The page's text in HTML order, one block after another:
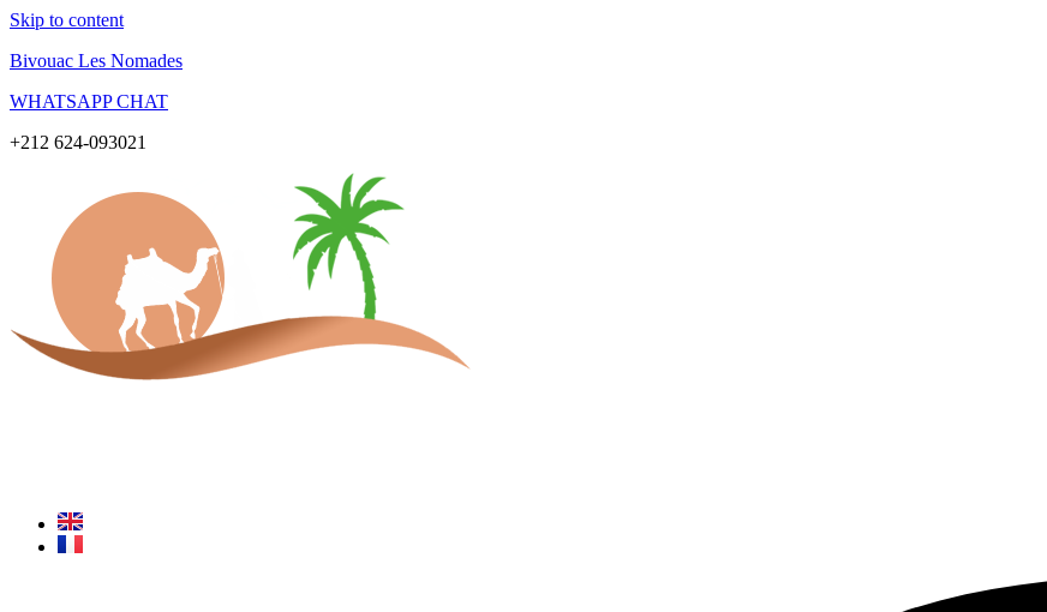
Skip to content
Bivouac Les Nomades
WHATSAPP CHAT
+212 624-093021